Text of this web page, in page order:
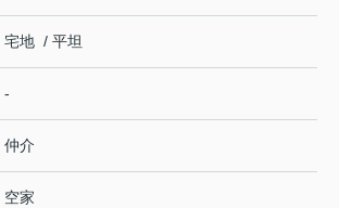
宅地 / 平坦
-
仲介
空家